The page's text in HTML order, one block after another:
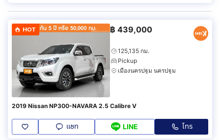
HOT ฿ 439,000
125,135 กม.
Pickup
เมืองนครปฐม นครปฐม
2019 Nissan NP300-NAVARA 2.5 Calibre V
แชท LINE โทร